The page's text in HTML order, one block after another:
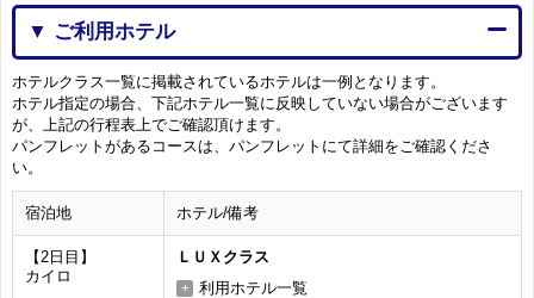
▼ ご利用ホテル
ホテルクラス一覧に掲載されているホテルは一例となります。
ホテル指定の場合、下記ホテル一覧に反映していない場合がございます
が、上記の行程表上でご確認頂けます。
パンフレットがあるコースは、パンフレットにて詳細をご確認くださ
い。
宿泊地 ホテル/備考
【2日目】
カイロ
ＬＵＸクラス
利用ホテル一覧